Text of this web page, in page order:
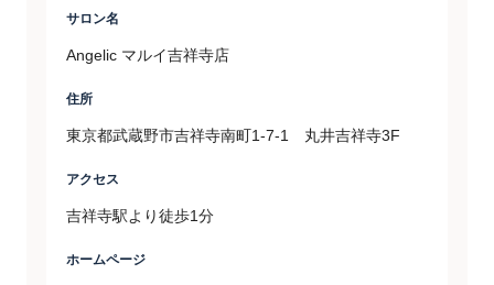
サロン名
Angelic マルイ吉祥寺店
住所
東京都武蔵野市吉祥寺南町1-7-1 丸井吉祥寺3F
アクセス
吉祥寺駅より徒歩1分
ホームページ